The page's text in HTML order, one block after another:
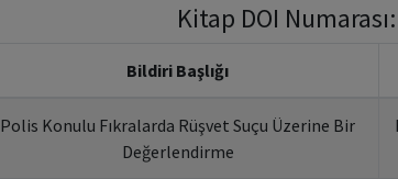
Kitap DOI
Bildiri Başlığı
Polis Konulu Fıkralarda Rüşvet Suçu Üzerine Bir
Değerlendirme